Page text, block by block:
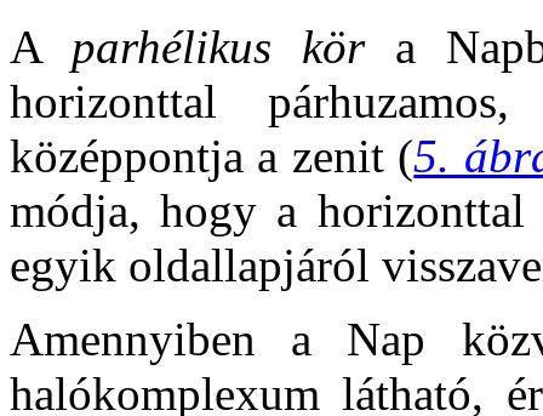
A parhélikus köra
horizonttal
középpontja a zenit (5.
módja, hogy a horizonttal
egyik oldallapjáról
Amennyiben a Nap
halókomplexum látható,